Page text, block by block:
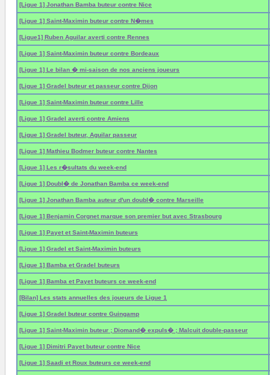
[Ligue 1] Jonathan Bamba buteur contre Nice
[Ligue 1] Saint-Maximin buteur contre N�mes
[Ligue1] Ruben Aguilar averti contre Rennes
[Ligue 1] Saint-Maximin buteur contre Bordeaux
[Ligue 1] Le bilan � mi-saison de nos anciens joueurs
[Ligue 1] Gradel buteur et passeur contre Dijon
[Ligue 1] Saint-Maximin buteur contre Lille
[Ligue 1] Gradel averti contre Amiens
[Ligue 1] Gradel buteur, Aguilar passeur
[Ligue 1] Mathieu Bodmer buteur contre Nantes
[Ligue 1] Les r�sultats du week-end
[Ligue 1] Doubl� de Jonathan Bamba ce week-end
[Ligue 1] Jonathan Bamba auteur d'un doubl� contre Marseille
[Ligue 1] Benjamin Corgnet marque son premier but avec Strasbourg
[Ligue 1] Payet et Saint-Maximin buteurs
[Ligue 1] Gradel et Saint-Maximin buteurs
[Ligue 1] Bamba et Gradel buteurs
[Ligue 1] Bamba et Payet buteurs ce week-end
[Bilan] Les stats annuelles des joueurs de Ligue 1
[Ligue 1] Gradel buteur contre Guingamp
[Ligue 1] Saint-Maximin buteur ; Diomand� expuls� ; Malcuit double-passeur
[Ligue 1] Dimitri Payet buteur contre Nice
[Ligue 1] Saadi et Roux buteurs ce week-end